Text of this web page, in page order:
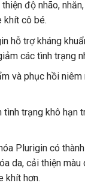
độ nhão,
khít cô bé.
hỗ trợ kháng
các tình trạng
và phục hồi
tình trạng khô hạn
Plurigin có
da, cải thiện
khít hơn.